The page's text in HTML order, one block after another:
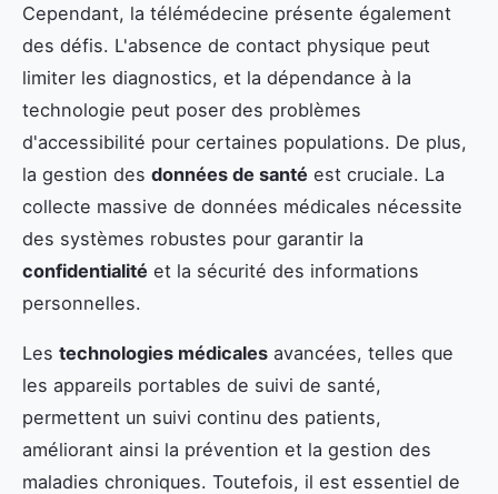
Cependant, la télémédecine présente également
des défis. L'absence de contact physique peut
limiter les diagnostics, et la dépendance à la
technologie peut poser des problèmes
d'accessibilité pour certaines populations. De plus,
la gestion des données de santé est cruciale. La
collecte massive de données médicales nécessite
des systèmes robustes pour garantir la
confidentialité et la sécurité des informations
personnelles.
Les technologies médicales avancées, telles que
les appareils portables de suivi de santé,
permettent un suivi continu des patients,
améliorant ainsi la prévention et la gestion des
maladies chroniques. Toutefois, il est essentiel de